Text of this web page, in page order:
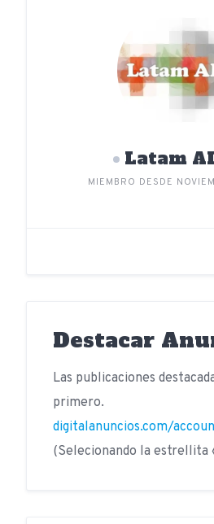
Latam
MIEMBRO DESDE
Destacar
Las publicaciones
primero.
digitalanuncios.com/
(Selecionando la estrellita